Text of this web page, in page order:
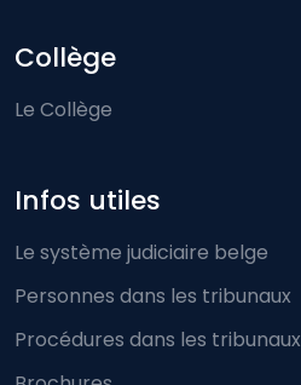
Collège
Le Collège
Infos utiles
Le système judiciaire belge
Personnes dans les tribunaux
Procédures dans les tribunaux